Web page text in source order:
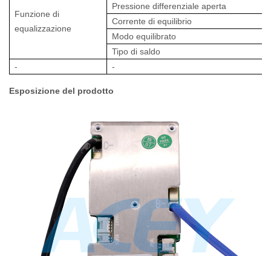
Funzione di
equalizzazione
Pressione differenziale aperta
Corrente di equilibrio
Modo equilibrato
Tipo di saldo
-
-
Esposizione del prodotto